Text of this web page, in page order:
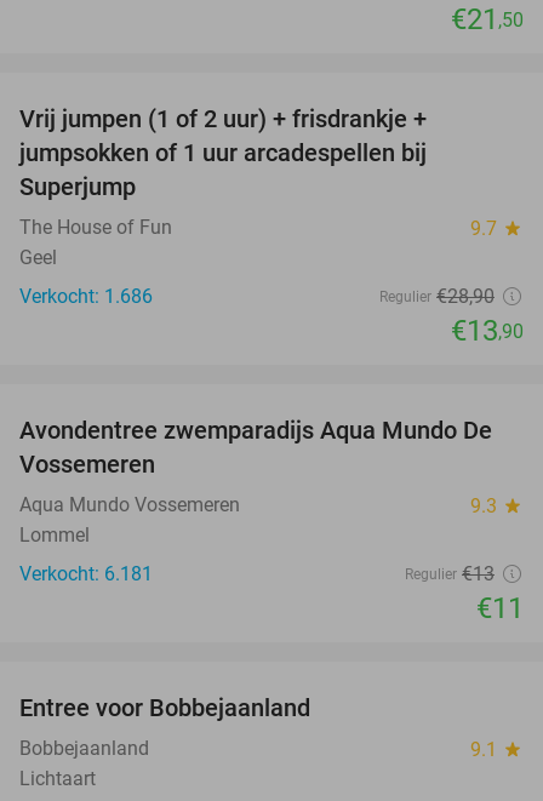
€21 ,50
Vrij jumpen (1 of 2 uur) + frisdrankje +
jumpsokken of 1 uur arcadespellen bij
Superjump
The House of Fun 9.7 star
Geel
Verkocht: 1.686
Regulier €28,90
€13,90
15%
Avondentree zwemparadijs Aqua Mundo De
Vossemeren
Aqua Mundo Vossemeren 9.3 star
Lommel
Verkocht: 6.181
Regulier €13
€11
Entree voor Bobbejaanland
Bobbejaanland 9.1 star
Lichtaart